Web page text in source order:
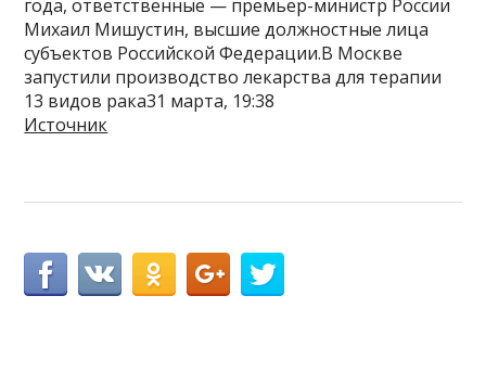
года, ответственные — премьер-министр России
Михаил Мишустин, высшие должностные лица
субъектов Российской Федерации.В Москве
запустили производство лекарства для терапии
13 видов рака31 марта, 19:38
Источник